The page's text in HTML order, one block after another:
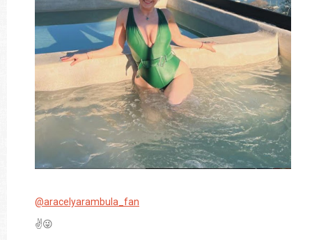
@aracelyarambula_fan
✌️😜